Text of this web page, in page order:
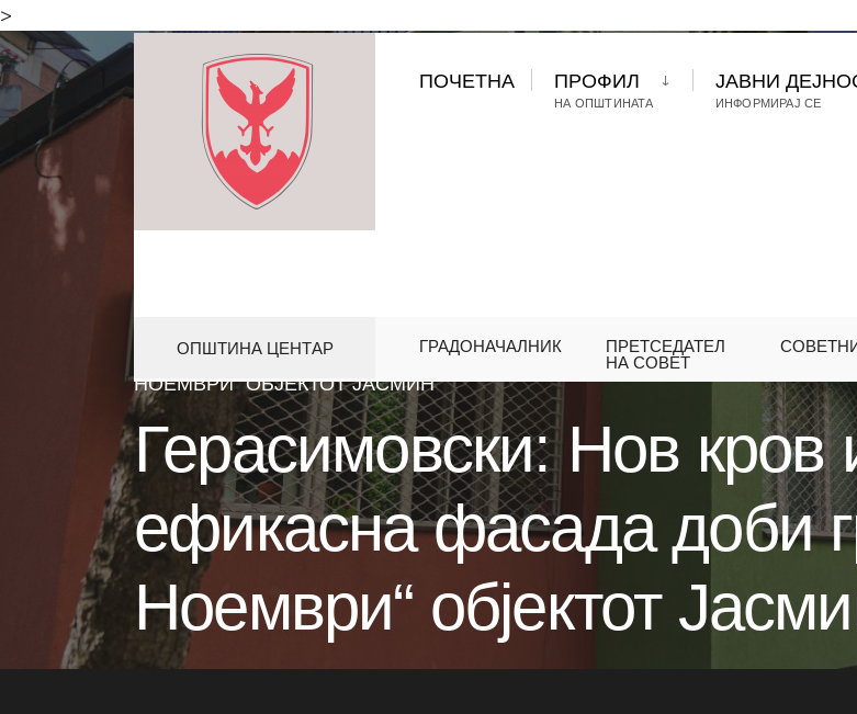
>
ПОЧЕТНА ПРОФИЛ
НА ОПШТИНАТА
ЈАВНИ
ИНФОРМИРАЈ СЕ
ОПШТИНА ЦЕНТАР ГРАДОНАЧАЛНИК
ПРЕТСЕДАТЕЛ
НА СОВЕТ
HOME ОБРАЗОВАНИЕ
ГЕРАСИМОВСКИ: НОВ КРОВ И
НОЕМВРИ“ ОБЈЕКТОТ ЈАСМИН
Герасимовски: Нов кров
ефикасна фасада доби
Ноември“ објектот